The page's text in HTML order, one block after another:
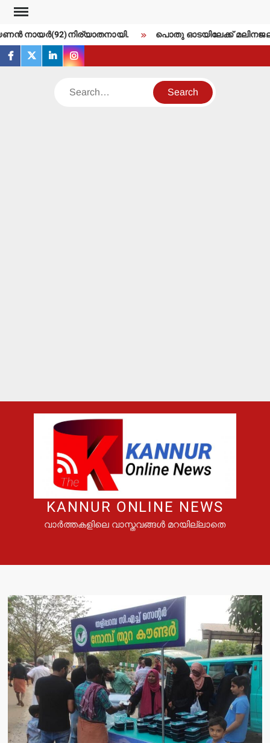
Skip
contentനായര്‍(92)നിര്യാതനായി. പൊതു ഓടയിലേക്ക് മലിനജല
facebook
twitterlinkedininstagram
Search
KANNUR ONLINE NEWS
വാർത്തകളിലെ വാസ്തവങ്ങൾ മറയില്ലാതെ